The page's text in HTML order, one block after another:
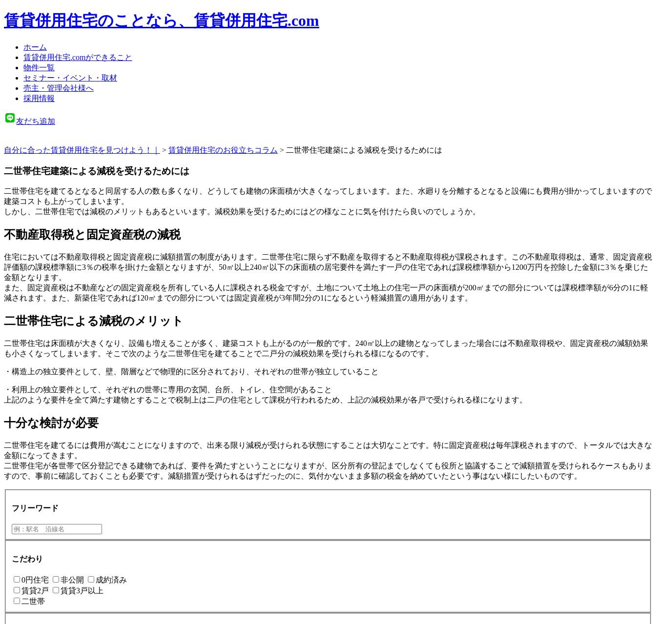
賃貸併用住宅のことなら、賃貸併用住宅.com
ホーム
賃貸併用住宅.comができること
物件一覧
セミナー・イベント・取材
売主・管理会社様へ
採用情報
友だち追加
自分に合った賃貸併用住宅を見つけよう！｜ > 賃貸併用住宅のお役立ちコラム > 二世帯住宅建築による減税を受けるためには
二世帯住宅建築による減税を受けるためには
二世帯住宅を建てるとなると同居する人の数も多くなり、どうしても建物の床面積が大きくなってしまいます。また、水廻りを分離するとなると設備にも費用が掛かってしまいますので
建築コストも上がってしまいます。
しかし、二世帯住宅では減税のメリットもあるといいます。減税効果を受けるためにはどの様なことに気を付けたら良いのでしょうか。
不動産取得税と固定資産税の減税
住宅においては不動産取得税と固定資産税に減額措置の制度があります。二世帯住宅に限らず不動産を取得すると不動産取得税が課税されます。この不動産取得税は、通常、固定資産税
評価額の課税標準額に3％の税率を掛けた金額となりますが、50㎡以上240㎡以下の床面積の居宅要件を満たす一戸の住宅であれば課税標準額から1200万円を控除した金額に3％を乗じた
金額となります。
また、固定資産税は不動産などの固定資産税を所有している人に課税される税金ですが、土地について土地上の住宅一戸の床面積が200㎡までの部分については課税標準額が6分の1に軽
減されます。また、新築住宅であれば120㎡までの部分については固定資産税が3年間2分の1になるという軽減措置の適用があります。
二世帯住宅による減税のメリット
二世帯住宅は床面積が大きくなり、設備も増えることが多く、建築コストも上がるのが一般的です。240㎡以上の建物となってしまった場合には不動産取得税や、固定資産税の減額効果
も小さくなってしまいます。そこで次のような二世帯住宅を建てることで二戸分の減税効果を受けられる様になるのです。
・構造上の独立要件として、壁、階層などで物理的に区分されており、それぞれの世帯が独立していること
・利用上の独立要件として、それぞれの世帯に専用の玄関、台所、トイレ、住空間があること
上記のような要件を全て満たす建物とすることで税制上は二戸の住宅として課税が行われるため、上記の減税効果が各戸で受けられる様になります。
十分な検討が必要
二世帯住宅を建てるには費用が嵩むことになりますので、出来る限り減税が受けられる状態にすることは大切なことです。特に固定資産税は毎年課税されますので、トータルでは大きな
金額になってきます。
二世帯住宅が各世帯で区分登記できる建物であれば、要件を満たすということになりますが、区分所有の登記までしなくても役所と協議することで減額措置を受けられるケースもありま
すので、事前に確認しておくことも必要です。減額措置が受けられるはずだったのに、気付かないまま多額の税金を納めていたという事はない様にしたいものです。
フリーワード
こだわり
0円住宅 非公開
成約済み
賃貸2戸
賃貸3戸以上
二世帯